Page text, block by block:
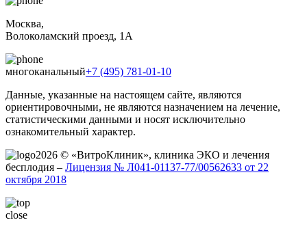
Москва,
Волоколамский проезд, 1А
многоканальный+7 (495) 781-01-10
Данные, указанные на настоящем сайте, являются
ориентировочными, не являются назначением на лечение,
статистическими данными и носят исключительно
ознакомительный характер.
2026 © «ВитроКлиник», клиника ЭКО и лечения
бесплодия – Лицензия № Л041-01137-77/00562633 от 22
октября 2018
close